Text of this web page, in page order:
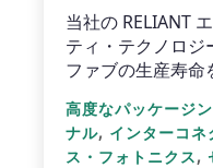
当社の RELIANT
ティ・テクノロジ
ファブの生産寿命
高度なパッケージ
ナル, インターコネ
ス・フォトニクス,